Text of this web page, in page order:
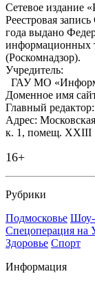
Сетевое издание
Реестровая
года выдано
информационных
(Роскомнадзор).
Учредитель:
ГАУ МО
Доменное имя
Главный
Адрес:
к. 1, помещ. XXIII
16+
Рубрики
Подмосковье Шоу-
Спецоперация на
Здоровье Спорт
Информация